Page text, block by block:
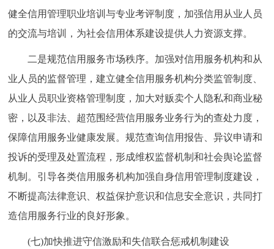
健全信用管理职业培训与专业考评制度，加强信用从业人员
的交流与培训，为社会信用体系建设提供人力资源支撑。
二是规范信用服务市场秩序。加强对信用服务机构和从
业人员的监督管理，建立健全信用服务机构分类监管制度、
从业人员职业资格管理制度，加大对贩卖个人隐私和商业秘
密，以及非法、超范围经营信用服务业务行为的查处力度，
保障信用服务业健康发展。规范查询信用报告、异议申请和
投诉的受理及处置流程，形成维权监督机制和社会舆论监督
机制。引导各类信用服务机构加强自身信用管理制度建设，
不断提高法律意识、权益保护意识和信息安全意识，共同打
造信用服务行业的良好形象。
(七)加快推进守信激励和失信联合惩戒机制建设